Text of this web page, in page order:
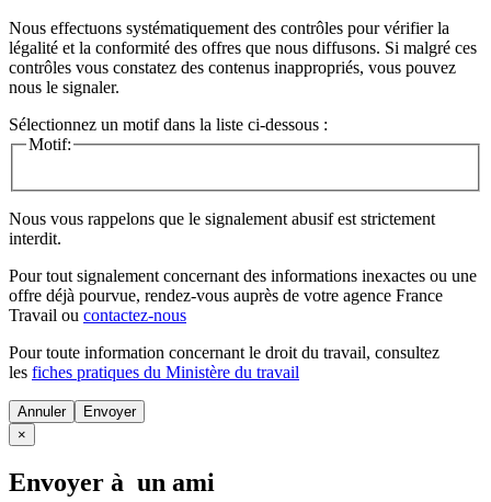
Nous effectuons systématiquement des contrôles pour vérifier la
légalité et la conformité des offres que nous diffusons. Si malgré ces
contrôles vous constatez des contenus inappropriés, vous pouvez
nous le signaler.
Sélectionnez un motif dans la liste ci-dessous :
Motif:
Nous vous rappelons que le signalement abusif est strictement
interdit.
Pour tout signalement concernant des informations inexactes ou une
offre déjà pourvue, rendez-vous auprès de votre agence France
Travail ou contactez-nous
Pour toute information concernant le droit du travail, consultez
les fiches pratiques du Ministère du travail
Annuler
×
Envoyer à un ami